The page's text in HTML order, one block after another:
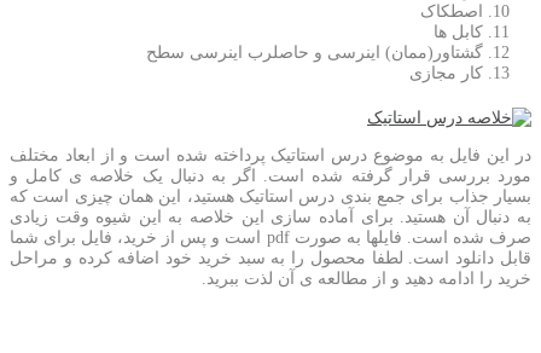
اصطکاک
کابل ها
گشتاور(ممان) اینرسی و حاصلرب اینرسی سطح
کار مجازی
در این فایل به موضوع درس استاتیک پرداخته شده است و از ابعاد مختلف
مورد بررسی قرار گرفته شده است. اگر به دنبال یک خلاصه ی کامل و
بسیار جذاب برای جمع بندی درس استاتیک هستید، این همان چیزی است که
به دنبال آن هستید. برای آماده سازی این خلاصه به این شیوه وقت زیادی
صرف شده است. فایلها به صورت pdf است و پس از خرید، فایل برای شما
قابل دانلود است. لطفا محصول را به سبد خرید خود اضافه کرده و مراحل
خرید را ادامه دهید و از مطالعه ی آن لذت ببرید.